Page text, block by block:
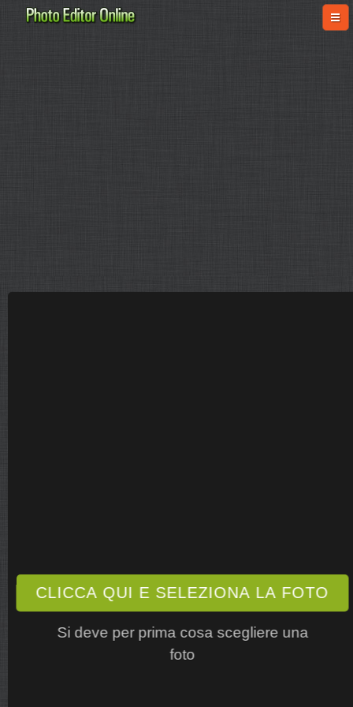
CLICCA QUI E SELEZIONA LA FOTO
Si deve per prima cosa scegliere una
foto